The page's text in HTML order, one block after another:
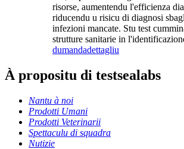
risorse, aumentendu l'efficienza
riducendu u risicu di diagnosi
infezioni mancate. Stu test
strutture sanitarie in
dumandadettagliu
À propositu di testsealabs
Nantu à noi
Prodotti Umani
Prodotti Veterinarii
Spettaculu di squadra
Nutizie